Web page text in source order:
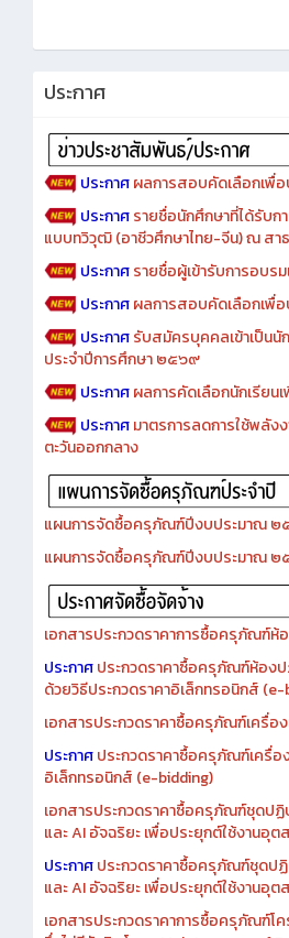
ประกาศผลการสอบคัดเลือกเพื่อ
ประกาศ รายชื่อนักศึกษาที่ได้รับ
แบบทวิวุฒิ (อาชีวศึกษาไทย-จีน) ณ สา
ประกาศรายชื่อผู้เข้ารับการอบร
ประกาศผลการสอบคัดเลือกเพื่อ
ประกาศรับสมัครบุคคลเข้าเป็น
ประจำปีการศึกษา ๒๕๖๙
ประกาศผลการคัดเลือกนักเรีย
ประกาศมาตรการลดการใช้พลั
ตะวันออกกลาง
แผนการจัดซื้อครุภัณฑ์ปีงบประมาณ ๒
แผนการจัดซื้อครุภัณฑ์ปีงบประมาณ ๒
เอกสารประกวดราคาการซื้อครุภัณฑ์
ประกาศ ประกวดราคาซื้อครุภัณฑ์ห้อง
ด้วยวิธีประกวดราคาอิเล็กทรอนิกส์
เอกสารประกวดราคาซื้อครุภัณฑ์เครื่
ประกาศประกวดราคาซื้อครุภัณฑ์เครื่อ
อิเล็กทรอนิกส์ (e-bidding)
เอกสารประกวดราคาซื้อครุภัณฑ์ชุดป
และ AI อัจฉริยะ เพื่อประยุกต์ใช้งานอุ
ประกาศประกวดราคาซื้อครุภัณฑ์ชุดป
และ AI อัจฉริยะ เพื่อประยุกต์ใช้งานอุ